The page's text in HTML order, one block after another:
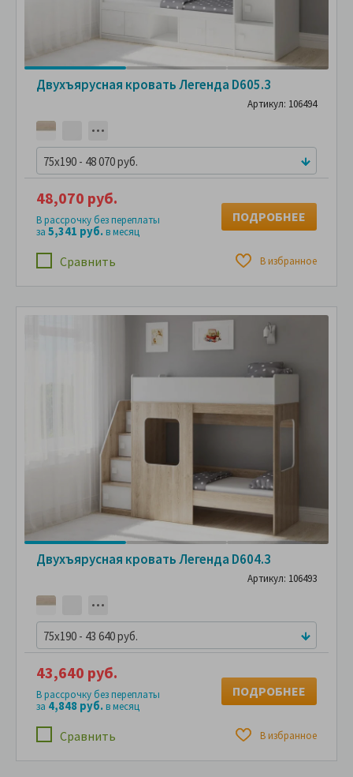
Двухъярусная кровать Легенда D605.3
Артикул: 106494
75x190 - 48 070 руб.
Сравнить В избранное
48,070 руб.
В рассрочку без переплаты
за 5,341 руб.в месяц
ПОДРОБНЕЕ
Двухъярусная кровать Легенда D604.3
Артикул: 106493
75x190 - 43 640 руб.
Сравнить В избранное
43,640 руб.
В рассрочку без переплаты
за 4,848 руб.в месяц
ПОДРОБНЕЕ